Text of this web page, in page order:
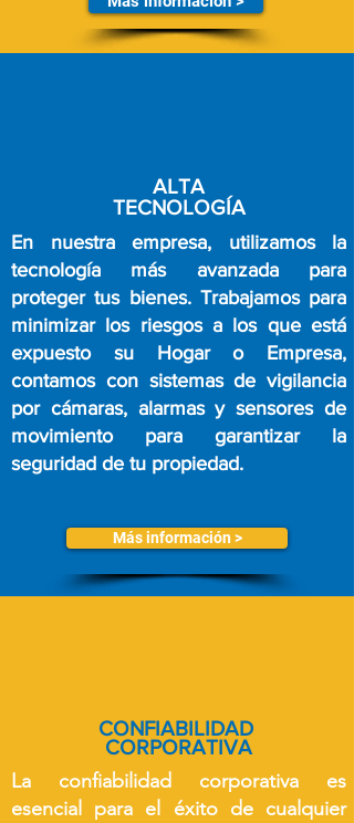
ALTA
TECNOLOGÍA
En nuestra empresa, utilizamos la
tecnología más avanzada para
proteger tus bienes. Trabajamos para
minimizar los riesgos a los que está
expuesto su Hogar o Empresa,
contamos con sistemas de vigilancia
por cámaras, alarmas y sensores de
movimiento para garantizar la
seguridad de tu propiedad.
Más información >
CONFIABILIDAD
CORPORATIVA
La confiabilidad corporativa es
esencial para el éxito de cualquier